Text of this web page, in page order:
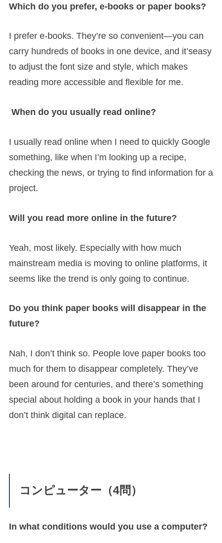
Which do you prefer, e-books or paper books?
I prefer e-books. They’re so convenient—you can
carry hundreds of books in one device, and it’seasy
to adjust the font size and style, which makes
reading more accessible and flexible for me.
When do you usually read online?
I usually read online when I need to quickly Google
something, like when I’m looking up a recipe,
checking the news, or trying to find information for a
project.
Will you read more online in the future?
Yeah, most likely. Especially with how much
mainstream media is moving to online platforms, it
seems like the trend is only going to continue.
Do you think paper books will disappear in the
future?
Nah, I don’t think so. People love paper books too
much for them to disappear completely. They’ve
been around for centuries, and there’s something
special about holding a book in your hands that I
don’t think digital can replace.
コンピューター（4問）
In what conditions would you use a computer?